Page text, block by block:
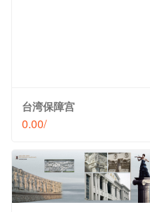
台湾保障宫
0.00/